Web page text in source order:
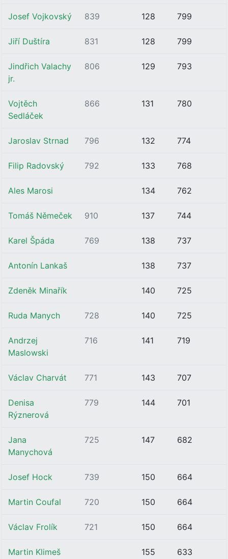
Josef Vojkovský 839 128 799
Jiří Duštíra 831 128 799
Jindřich Valachy
jr.
806 129 793
Vojtěch
Sedláček
866 131 780
Jaroslav Strnad 796 132 774
Filip Radovský 792 133 768
Ales Marosi 134 762
Tomáš Němeček 910 137 744
Karel Špáda 769 138 737
Antonín Lankaš 138 737
Zdeněk Minařík 140 725
Ruda Manych 728 140 725
Andrzej
Maslowski
716 141 719
Václav Charvát 771 143 707
Denisa
Rýznerová
779 144 701
Jana
Manychová
725 147 682
Josef Hock 739 150 664
Martin Coufal 720 150 664
Václav Frolík 721 150 664
Martin Klimeš 155 633